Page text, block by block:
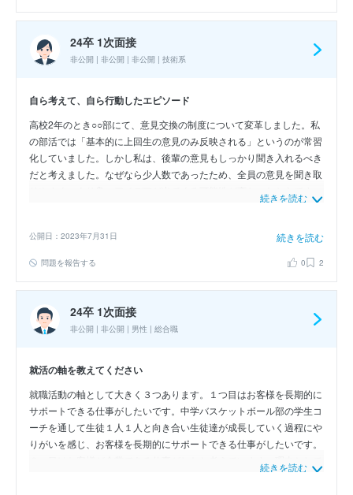
24卒 1次面接
非公開 | 非公開 | 非公開 | 技術系
自ら考えて、自ら行動したエピソード
高校2年のとき○○部にて、意見交換の制度について変革しました。私
の部活では「基本的に上回生の意見のみ反映される」というのが常習
化していました。しかし私は、後輩の意見もしっかり聞き入れるべき
だと考えました。なぜなら少人数であったため、全員の意見を聞き取
そこで部長を中心とした同期を集めて意見を聞くことのメリット に
り入れるという方針に変えました。これらの経験から、コミュニケー
ションの大切さを痛感し、自ら発案し、周囲を巻き込む力を培うこと
続きを読む
公開日：2023年7月31日 続きを読む
問題を報告する 0 2
24卒 1次面接
非公開 | 非公開 | 男性 | 総合職
就活の軸を教えてください
就職活動の軸として大きく３つあります。１つ目はお客様を長期的に
サポートできる仕事がしたいです。中学バスケットボール部の学生コ
ーチを通して生徒１人１人と向き合い生徒達が成長していく過程にや
りがいを感じ、お客様を長期的にサポートできる仕事がしたいです。
は２つありまして、１つ目が企業間となると社会貢献の大きな仕事や
続きを読む